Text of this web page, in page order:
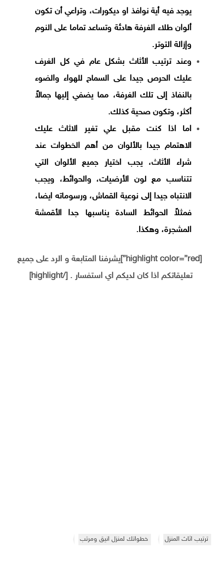
يوجد فيه أية نوافذ او ديكورات، وتراعي أن تكون
ألوان طلاء الغرفة هادئة وتساعد تماما على النوم
وإزالة التوتر.
وعند ترتيب الأثاث بشكل عام في كل الغرف
عليك الحرص جيدا على السماح للهواء والضوء
بالنفاذ إلى تلك الغرفة، مما يضفي إليها جمالاً
أكثر، وتكون صحية كذلك.
اما اذا كنت مقبل علي تغير الاثاث عليك
الاهتمام جيدا بالألوان من أهم الخطوات عند
شراء الأثاث، يجب اختيار جميع الألوان التي
تتناسب مع لون الأرضيات، والحوائط، ويجب
الانتباه جيدا إلى نوعية القماش، ورسوماته ايضا،
فمثلاً الحوائط السادة يناسبها جدا الأقمشة
المشجرة، وهكذا.
[highlight color=”red”]يشرفنا المتابعة و الرد على جميع
تعليقاتكم اذا كان لديكم اي استفسار . [/highlight]
ترتيب اثاث المنزل خطواتك لمنزل انيق ومرتب